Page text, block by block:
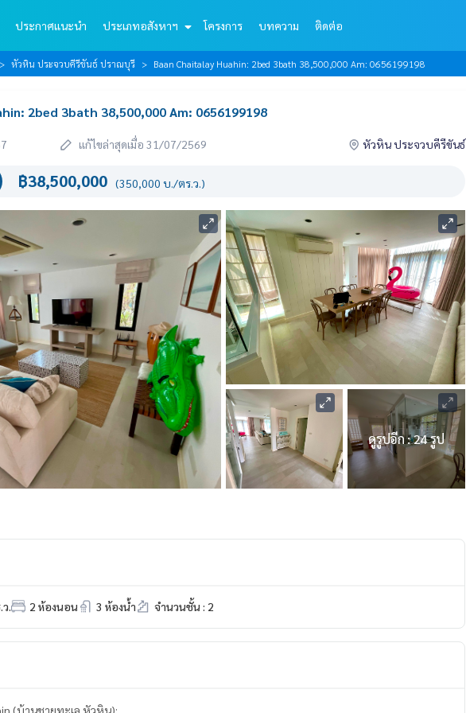
ประกาศแนะนำ ประเภทอสังหาฯ โครงการ บทความ ติดต่อ
หัวหิน ประจวบคีรีขันธ์ ปราณบุรี Baan Chaitalay Huahin: 2bed 3bath 38,500,000 Am: 0656199198
2bed 3bath 38,500,000 Am: 0656199198
แก้ไขล่าสุดเมื่อ 31/07/2569 หัวหิน ประจวบคีรีขันธ์
฿38,500,000 (350,000 บ./ตร.ว.)
ดูรูปอีก : 24 รูป
. 2 ห้องนอน 3 ห้องน้ำ จำนวนชั้น : 2
(บ้านชายทะเล หัวหิน):